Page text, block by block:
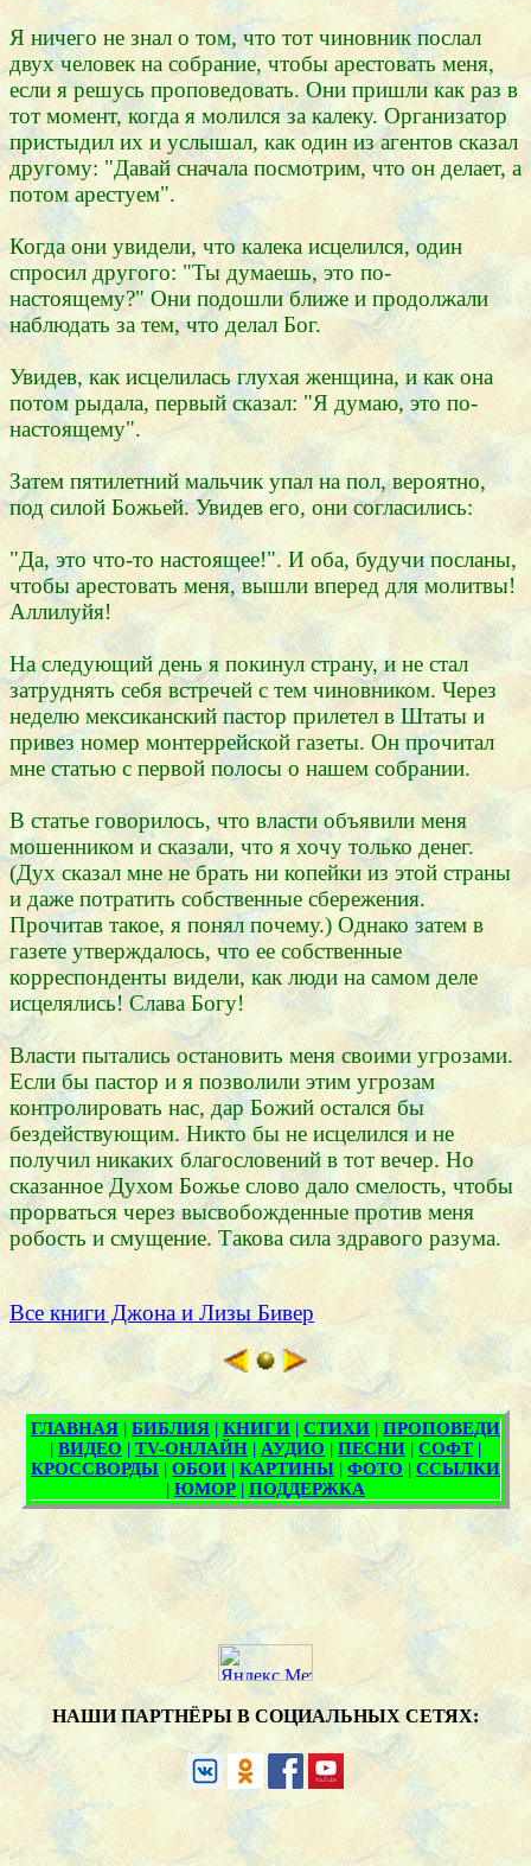
Я ничего не знал о том, что тот чиновник послал
двух человек на собрание, чтобы арестовать меня,
если я решусь проповедовать. Они пришли как раз в
тот момент, когда я молился за калеку. Организатор
пристыдил их и услышал, как один из агентов сказал
другому: "Давай сначала посмотрим, что он делает, а
потом арестуем".
Когда они увидели, что калека исцелился, один
спросил другого: "Ты думаешь, это по-
настоящему?" Они подошли ближе и продолжали
наблюдать за тем, что делал Бог.
Увидев, как исцелилась глухая женщина, и как она
потом рыдала, первый сказал: "Я думаю, это по-
настоящему".
Затем пятилетний мальчик упал на пол, вероятно,
под силой Божьей. Увидев его, они согласились:
"Да, это что-то настоящее!". И оба, будучи посланы,
чтобы арестовать меня, вышли вперед для молитвы!
Аллилуйя!
На следующий день я покинул страну, и не стал
затруднять себя встречей с тем чиновником. Через
неделю мексиканский пастор прилетел в Штаты и
привез номер монтеррейской газеты. Он прочитал
мне статью с первой полосы о нашем собрании.
В статье говорилось, что власти объявили меня
мошенником и сказали, что я хочу только денег.
(Дух сказал мне не брать ни копейки из этой страны
и даже потратить собственные сбережения.
Прочитав такое, я понял почему.) Однако затем в
газете утверждалось, что ее собственные
корреспонденты видели, как люди на самом деле
исцелялись! Слава Богу!
Власти пытались остановить меня своими угрозами.
Если бы пастор и я позволили этим угрозам
контролировать нас, дар Божий остался бы
бездействующим. Никто бы не исцелился и не
получил никаких благословений в тот вечер. Но
сказанное Духом Божье слово дало смелость, чтобы
прорваться через высвобожденные против меня
робость и смущение. Такова сила здравого разума.
Все книги Джона и Лизы Бивер